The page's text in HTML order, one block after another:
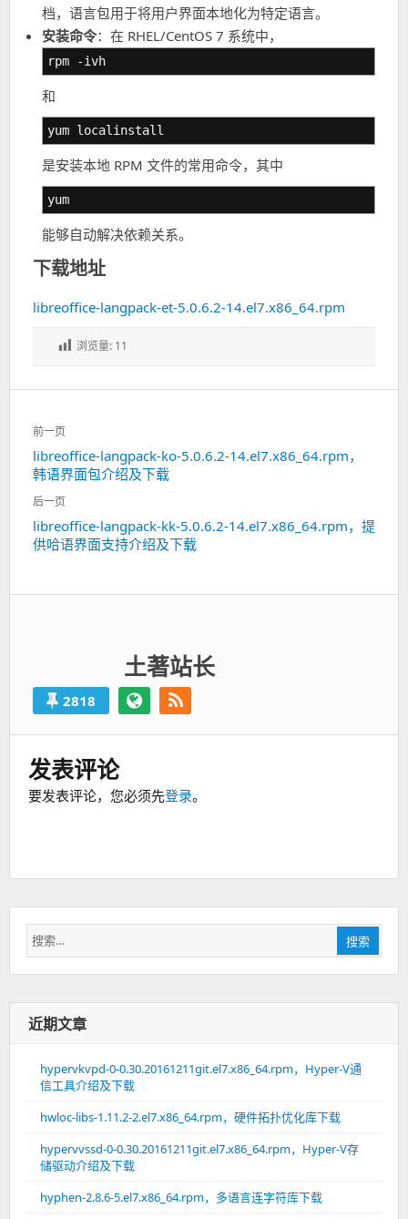
档，语言包用于将用户界面本地化为特定语言。
安装命令：在 RHEL/CentOS 7 系统中，
rpm -ivh
和
yum localinstall
是安装本地 RPM 文件的常用命令，其中
yum
能够自动解决依赖关系。
下载地址
libreoffice-langpack-et-5.0.6.2-14.el7.x86_64.rpm
浏览量: 11
文
章
导
航
前一页
上
一
篇：
libreoffice-langpack-ko-5.0.6.2-14.el7.x86_64.rpm，
韩语界面包介绍及下载
后一页
下
一
libreoffice-langpack-kk-5.0.6.2-14.el7.x86_64.rpm，提
供哈语界面支持介绍及下载
土著站长
2818
发表评论
要发表评论，您必须先登录。
搜
索：
搜索
近期文章
hypervkvpd-0-0.30.20161211git.el7.x86_64.rpm，Hyper-V通
信工具介绍及下载
hwloc-libs-1.11.2-2.el7.x86_64.rpm，硬件拓扑优化库下载
hypervvssd-0-0.30.20161211git.el7.x86_64.rpm，Hyper-V存
储驱动介绍及下载
hyphen-2.8.6-5.el7.x86_64.rpm，多语言连字符库下载